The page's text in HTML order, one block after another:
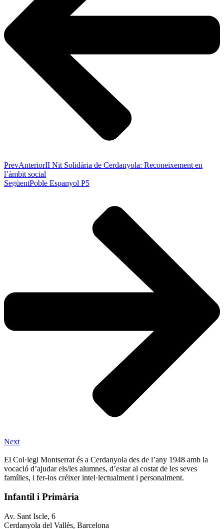
PrevAnteriorII Nit Solidària de Cerdanyola: Reconeixement en
l’àmbit social
SegüentPoble Espanyol P5
Next
El Col·legi Montserrat és a Cerdanyola des de l’any 1948 amb la
vocació d’ajudar els/les alumnes, d’estar al costat de les seves
famílies, i fer-los créixer intel·lectualment i personalment.
Infantil i Primària
Av. Sant Iscle, 6
Cerdanyola del Vallès, Barcelona